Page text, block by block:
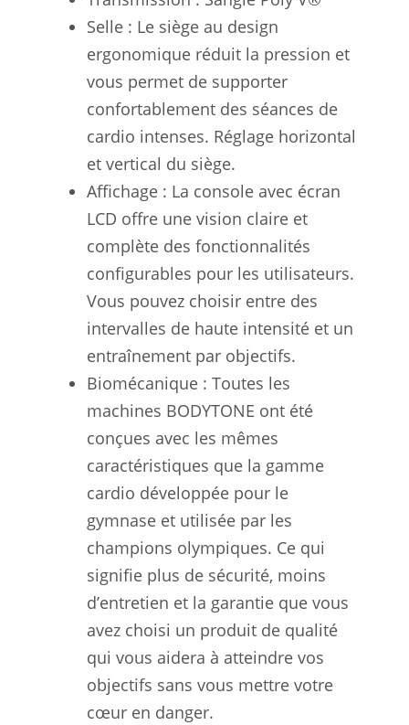
Selle : Le siège au design
ergonomique réduit la pression et
vous permet de supporter
confortablement des séances de
cardio intenses. Réglage horizontal
et vertical du siège.
Affichage : La console avec écran
LCD offre une vision claire et
complète des fonctionnalités
configurables pour les utilisateurs.
Vous pouvez choisir entre des
intervalles de haute intensité et un
entraînement par objectifs.
Biomécanique : Toutes les
machines BODYTONE ont été
conçues avec les mêmes
caractéristiques que la gamme
cardio développée pour le
gymnase et utilisée par les
champions olympiques. Ce qui
signifie plus de sécurité, moins
d’entretien et la garantie que vous
avez choisi un produit de qualité
qui vous aidera à atteindre vos
objectifs sans vous mettre votre
cœur en danger.